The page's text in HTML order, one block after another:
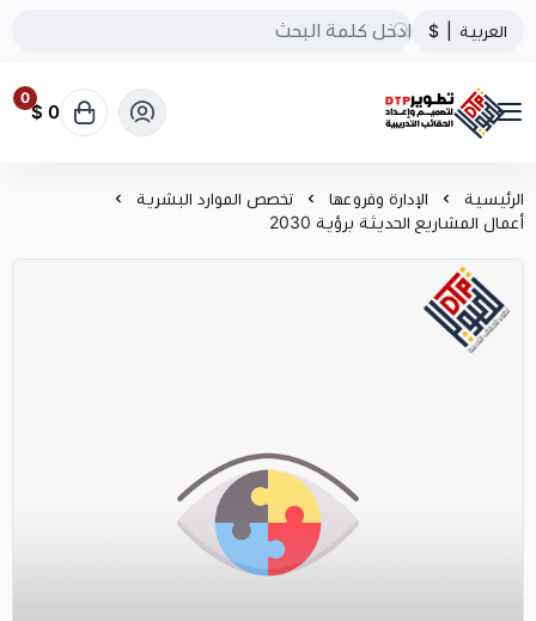
العربية $
تطوير الحقائب التدريبية
0
0 $
الرئيسية الإدارة وفروعها
تخصص الموارد البشرية
أعمال المشاريع الحديثة برؤية 2030